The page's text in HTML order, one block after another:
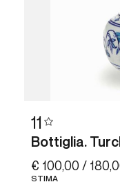
11
Bottiglia.
€ 100,00 /
STIMA